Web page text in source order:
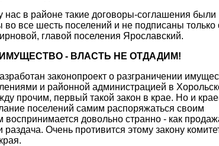
нас в районе такие договоры-соглашения были
во все шесть поселений и не подписаны только
главой поселения Ярославский.
- ВЛАСТЬ НЕ ОТДАДИМ!
законопроект о разграничении
и районной администрацией в
прочим, первый такой закон в крае. Но и
поселений самим распоряжаться своим
воспринимается довольно странно - как
раздача. Очень противится этому закону